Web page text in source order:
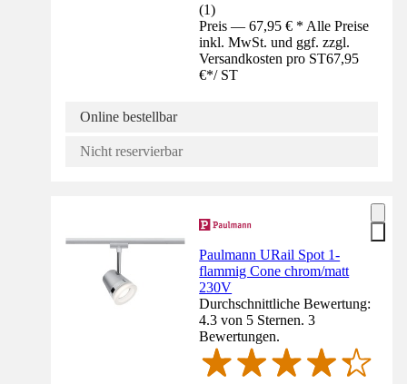
(1)
Preis — 67,95 € * Alle Preise
inkl. MwSt. und ggf. zzgl.
Versandkosten pro ST67,95
€*/ ST
Online bestellbar
Nicht reservierbar
Paulmann URail Spot 1-
flammig Cone chrom/matt
230V
Durchschnittliche Bewertung:
4.3 von 5 Sternen. 3
Bewertungen.